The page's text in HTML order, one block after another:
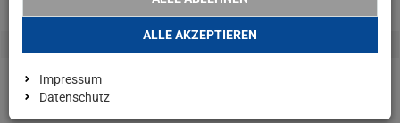
ALLE AKZEPTIEREN
Impressum
Datenschutz